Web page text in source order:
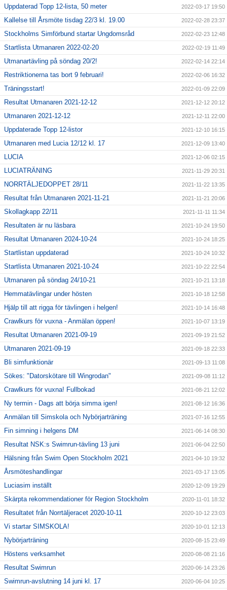
Uppdaterad Topp 12-lista, 50 meter 2022-03-17 19:50
Kallelse till Årsmöte tisdag 22/3 kl. 19.00 2022-02-28 23:37
Stockholms Simförbund startar Ungdomsråd 2022-02-23 12:48
Startlista Utmanaren 2022-02-20 2022-02-19 11:49
Utmanartävling på söndag 20/2! 2022-02-14 22:14
Restriktionerna tas bort 9 februari! 2022-02-06 16:32
Träningsstart! 2022-01-09 22:09
Resultat Utmanaren 2021-12-12 2021-12-12 20:12
Utmanaren 2021-12-12 2021-12-11 22:00
Uppdaterade Topp 12-listor 2021-12-10 16:15
Utmanaren med Lucia 12/12 kl. 17 2021-12-09 13:40
LUCIA 2021-12-06 02:15
LUCIATRÄNING 2021-11-29 20:31
NORRTÄLJEDOPPET 28/11 2021-11-22 13:35
Resultat från Utmanaren 2021-11-21 2021-11-21 20:06
Skollagkapp 22/11 2021-11-11 11:34
Resultaten är nu läsbara 2021-10-24 19:50
Resultat Utmanaren 2024-10-24 2021-10-24 18:25
Startlistan uppdaterad 2021-10-24 10:32
Startlista Utmanaren 2021-10-24 2021-10-22 22:54
Utmanaren på söndag 24/10-21 2021-10-21 13:18
Hemmatävlingar under hösten 2021-10-18 12:58
Hjälp till att rigga för tävlingen i helgen! 2021-10-14 16:48
Crawlkurs för vuxna - Anmälan öppen! 2021-10-07 13:19
Resultat Utmanaren 2021-09-19 2021-09-19 21:52
Utmanaren 2021-09-19 2021-09-18 22:33
Bli simfunktionär 2021-09-13 11:08
Sökes: "Datorskötare till Wingrodan" 2021-09-08 11:12
Crawlkurs för vuxna! Fullbokad 2021-08-21 12:02
Ny termin - Dags att börja simma igen! 2021-08-12 16:36
Anmälan till Simskola och Nybörjarträning 2021-07-16 12:55
Fin simning i helgens DM 2021-06-14 08:30
Resultat NSK:s Swimrun-tävling 13 juni 2021-06-04 22:50
Hälsning från Swim Open Stockholm 2021 2021-04-10 19:32
Årsmöteshandlingar 2021-03-17 13:05
Luciasim inställt 2020-12-09 19:29
Skärpta rekommendationer för Region Stockholm 2020-11-01 18:32
Resultatet från Norrtäljeracet 2020-10-11 2020-10-12 23:03
Vi startar SIMSKOLA! 2020-10-01 12:13
Nybörjarträning 2020-08-15 23:49
Höstens verksamhet 2020-08-08 21:16
Resultat Swimrun 2020-06-14 23:26
Swimrun-avslutning 14 juni kl. 17 2020-06-04 10:25